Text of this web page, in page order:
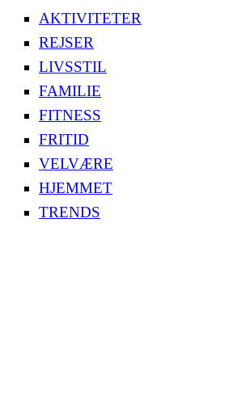
AKTIVITETER
REJSER
LIVSSTIL
FAMILIE
FITNESS
FRITID
VELVÆRE
HJEMMET
TRENDS